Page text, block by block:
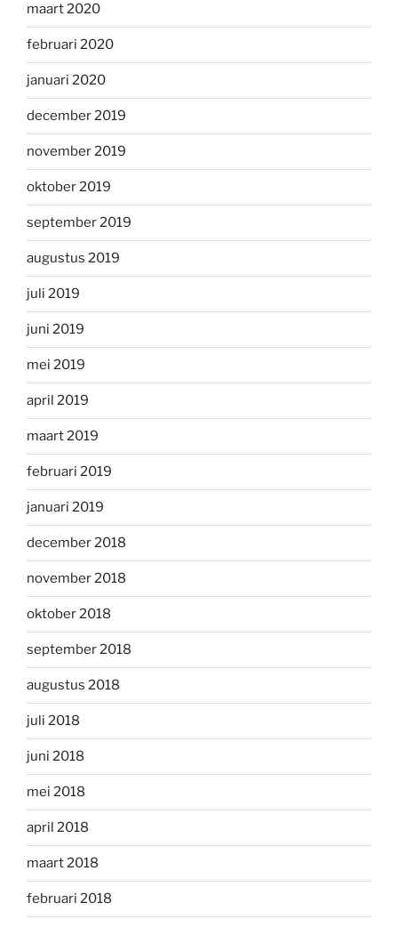
maart 2020
februari 2020
januari 2020
december 2019
november 2019
oktober 2019
september 2019
augustus 2019
juli 2019
juni 2019
mei 2019
april 2019
maart 2019
februari 2019
januari 2019
december 2018
november 2018
oktober 2018
september 2018
augustus 2018
juli 2018
juni 2018
mei 2018
april 2018
maart 2018
februari 2018